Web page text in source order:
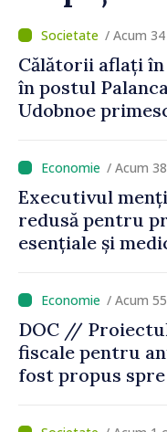
/ Acum
Ministra
principalele
propuse la
venit
/ Acum
Executivul
redusă pentru
esențiale și
pe seama
bază al
/ Acum
DOC //
fiscale pentru
fost propus